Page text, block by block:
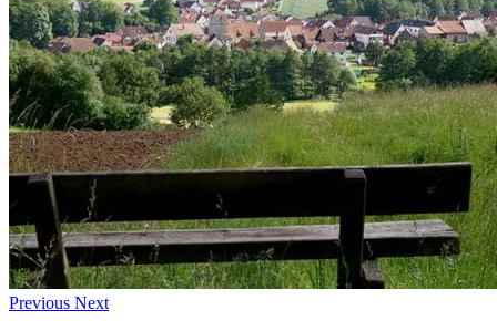
Previous Next